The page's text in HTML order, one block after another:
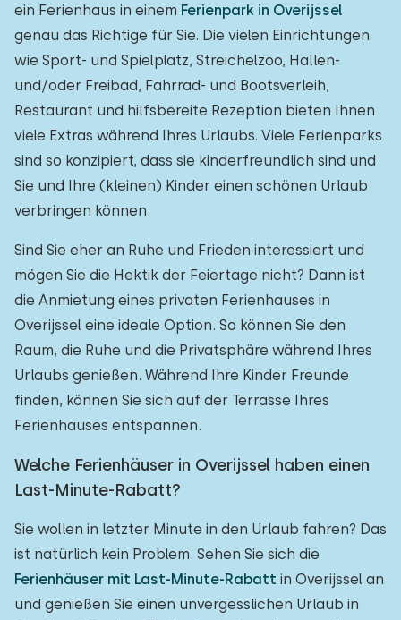
ein Ferienhaus in einem Ferienpark in Overijssel
genau das Richtige für Sie. Die vielen Einrichtungen
wie Sport- und Spielplatz, Streichelzoo, Hallen-
und/oder Freibad, Fahrrad- und Bootsverleih,
Restaurant und hilfsbereite Rezeption bieten Ihnen
viele Extras während Ihres Urlaubs. Viele Ferienparks
sind so konzipiert, dass sie kinderfreundlich sind und
Sie und Ihre (kleinen) Kinder einen schönen Urlaub
verbringen können.
Sind Sie eher an Ruhe und Frieden interessiert und
mögen Sie die Hektik der Feiertage nicht? Dann ist
die Anmietung eines privaten Ferienhauses in
Overijssel eine ideale Option. So können Sie den
Raum, die Ruhe und die Privatsphäre während Ihres
Urlaubs genießen. Während Ihre Kinder Freunde
finden, können Sie sich auf der Terrasse Ihres
Ferienhauses entspannen.
Welche Ferienhäuser in Overijssel haben einen
Last-Minute-Rabatt?
Sie wollen in letzter Minute in den Urlaub fahren? Das
ist natürlich kein Problem. Sehen Sie sich die
Ferienhäuser mit Last-Minute-Rabatt in Overijssel an
und genießen Sie einen unvergesslichen Urlaub in